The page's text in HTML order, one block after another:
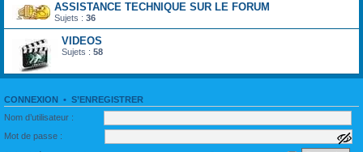
ASSISTANCE TECHNIQUE SUR LE FORUM
Sujets : 36
VIDEOS
Sujets : 58
CONNEXION • S’ENREGISTRER
Nom d’utilisateur :
Mot de passe :
a